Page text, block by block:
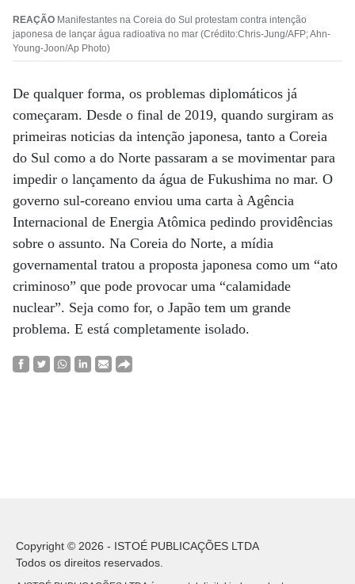
REAÇÃO Manifestantes na Coreia do Sul protestam contra intenção
japonesa de lançar água radioativa no mar (Crédito:Chris-Jung/AFP; Ahn-
Young-Joon/Ap Photo)
De qualquer forma, os problemas diplomáticos já
começaram. Desde o final de 2019, quando surgiram as
primeiras noticias da intenção japonesa, tanto a Coreia
do Sul como a do Norte passaram a se movimentar para
impedir o lançamento da água de Fukushima no mar. O
governo sul-coreano enviou uma carta à Agência
Internacional de Energia Atômica pedindo providências
sobre o assunto. Na Coreia do Norte, a mídia
governamental tratou a proposta japonesa como um “ato
criminoso” que pode provocar uma “calamidade
nuclear”. Seja como for, o Japão tem um grande
problema. E está completamente isolado.
Copyright © 2026 - ISTOÉ PUBLICAÇÕES LTDA
Todos os direitos reservados.